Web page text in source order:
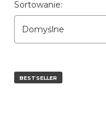
Lista produktów
Sortowanie:
Domyślne
BESTSELLER